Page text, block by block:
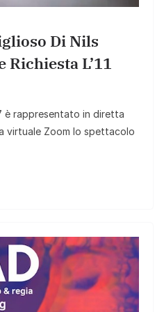
Di Nils
Richiesta L’11
è rappresentato in diretta
virtuale Zoom lo spettacolo